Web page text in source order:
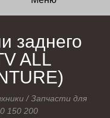
заднего
ALL
/Запчасти для
150 200